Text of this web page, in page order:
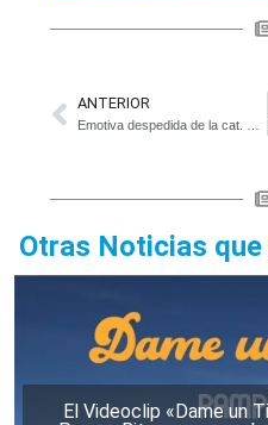
ANTERIOR
Otras Noticias
El Videoclip «Dame un